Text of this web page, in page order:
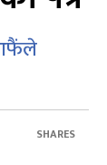
SHARES